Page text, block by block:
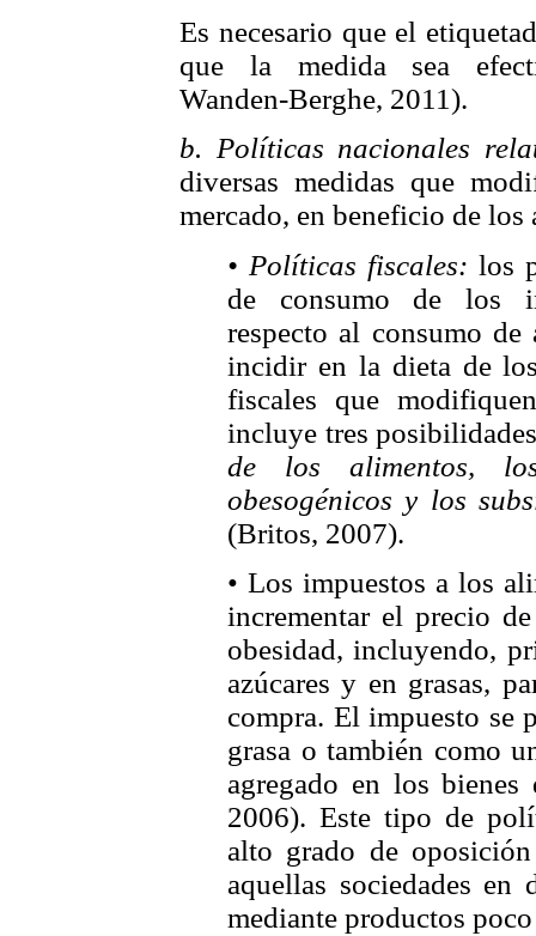
Es necesario que el
que la medida sea
Wanden-Berghe, 2011).
b. Políticas nacionales
diversas medidas que
mercado, en beneficio de los
• Políticas fiscales: los
de consumo de los
respecto al consumo
incidir en la dieta de
fiscales que
incluye tres
de los alimentos,
obesogénicos y los
(Britos, 2007).
• Los impuestos a los
incrementar el precio
obesidad, incluyendo,
azúcares y en grasas,
compra. El impuesto se
grasa o también como
agregado en los
2006). Este tipo de
alto grado de
aquellas sociedades en
mediante productos